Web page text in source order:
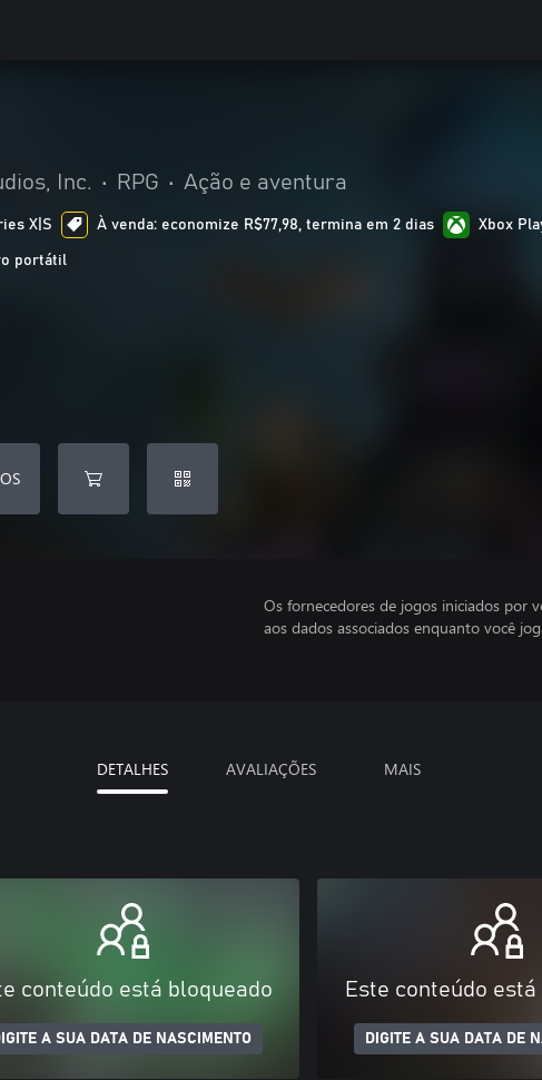
Inc. • RPG • Ação e aventura
X|S À venda: economize R$77,98, termina em 2 dias Xbox
portátil
Os fornecedores de jogos iniciados por
aos dados associados enquanto você
DETALHES AVALIAÇÕES MAIS
conteúdo está bloqueado
A SUA DATA DE NASCIMENTO
Este conteúdo
DIGITE A SUA DATA DE